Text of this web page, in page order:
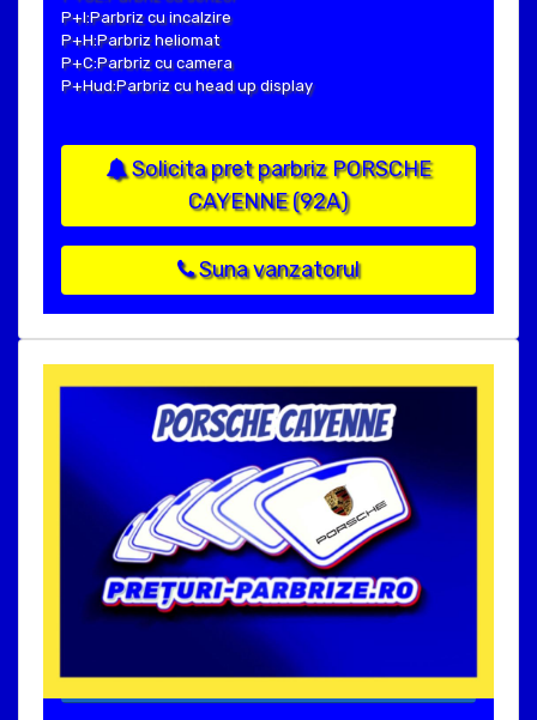
P+I:Parbriz cu incalzire
P+H:Parbriz heliomat
P+C:Parbriz cu camera
P+Hud:Parbriz cu head up display
Solicita pret parbriz PORSCHE
CAYENNE (92A)
Suna vanzatorul